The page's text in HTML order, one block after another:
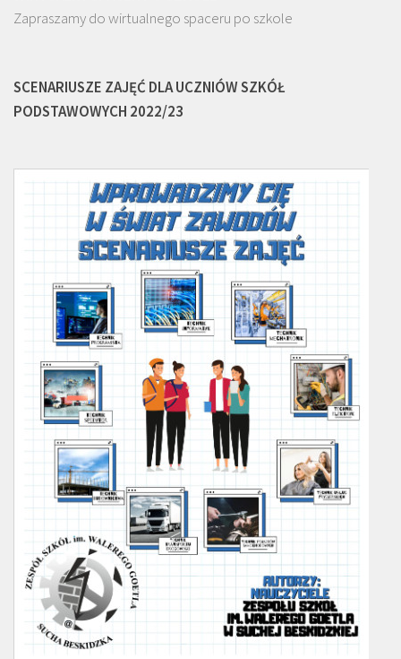
Zapraszamy do wirtualnego spaceru po szkole
SCENARIUSZE ZAJĘĆ DLA UCZNIÓW SZKÓŁ
PODSTAWOWYCH 2022/23